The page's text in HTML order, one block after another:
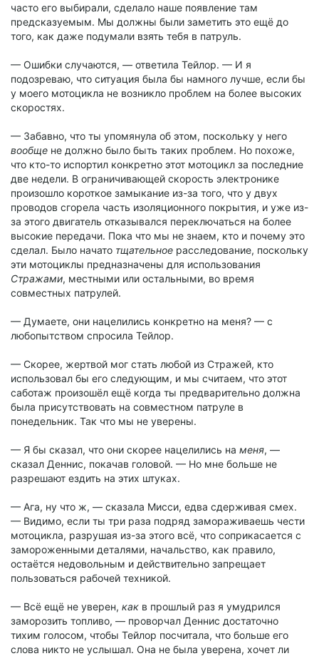
часто его выбирали, сделало наше появление там
предсказуемым. Мы должны были заметить это ещё до
того, как даже подумали взять тебя в патруль.
— Ошибки случаются, — ответила Тейлор. — И я
подозреваю, что ситуация была бы намного лучше, если бы
у моего мотоцикла не возникло проблем на более высоких
скоростях.
— Забавно, что ты упомянула об этом, поскольку у него
вообще не должно было быть таких проблем. Но похоже,
что кто-то испортил конкретно этот мотоцикл за последние
две недели. В ограничивающей скорость электронике
произошло короткое замыкание из-за того, что у двух
проводов сгорела часть изоляционного покрытия, и уже из-
за этого двигатель отказывался переключаться на более
высокие передачи. Пока что мы не знаем, кто и почему это
сделал. Было начато тщательное расследование, поскольку
эти мотоциклы предназначены для использования
Стражами, местными или остальными, во время
совместных патрулей.
— Думаете, они нацелились конкретно на меня? — с
любопытством спросила Тейлор.
— Скорее, жертвой мог стать любой из Стражей, кто
использовал бы его следующим, и мы считаем, что этот
саботаж произошёл ещё когда ты предварительно должна
была присутствовать на совместном патруле в
понедельник. Так что мы не уверены.
— Я бы сказал, что они скорее нацелились на меня, —
сказал Деннис, покачав головой. — Но мне больше не
разрешают ездить на этих штуках.
— Ага, ну что ж, — сказала Мисси, едва сдерживая смех.
— Видимо, если ты три раза подряд замораживаешь чести
мотоцикла, разрушая из-за этого всё, что соприкасается с
замороженными деталями, начальство, как правило,
остаётся недовольным и действительно запрещает
пользоваться рабочей техникой.
— Всё ещё не уверен, как в прошлый раз я умудрился
заморозить топливо, — проворчал Деннис достаточно
тихим голосом, чтобы Тейлор посчитала, что больше его
слова никто не услышал. Она не была уверена, хочет ли